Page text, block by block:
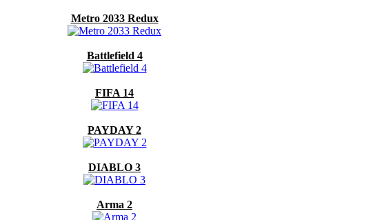
Metro 2033 Redux
Battlefield 4
FIFA 14
PAYDAY 2
DIABLO 3
Arma 2